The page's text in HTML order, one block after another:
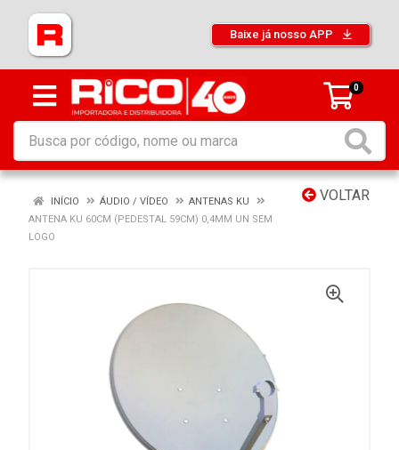
Baixe já nosso APP
0
VOLTAR
INÍCIO ÁUDIO / VÍDEO
ANTENAS KU
ANTENA KU 60CM (PEDESTAL 59CM) 0,4MM UN SEM
LOGO